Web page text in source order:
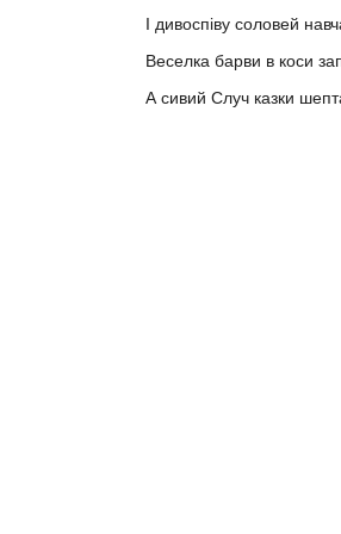
І дивоспіву соловей
Веселка барви в коси
А сивий Случ казки